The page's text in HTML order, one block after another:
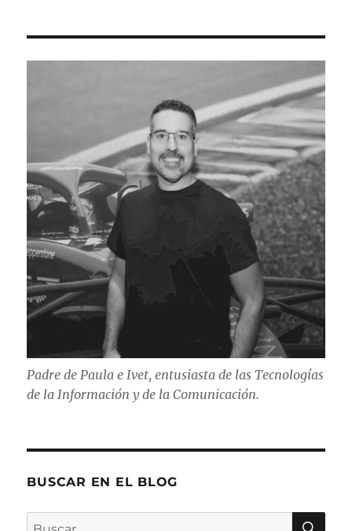
Padre de Paula e Ivet, entusiasta de las Tecnologías
de la Información y de la Comunicación.
BUSCAR EN EL BLOG
Buscar